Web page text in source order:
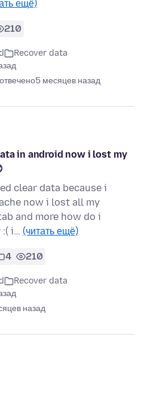
ещё)
210
Recover data
отвечено5 месяцев назад
in android now i lost my
clear data because i
now i lost all my
and more how do i
:( i… (читать ещё)
4 210
Recover data
назад